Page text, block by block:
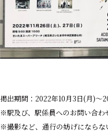
掲出期間：2022年10月3日(月)〜
※駅及び、駅係員へのお問い合わ
※撮影など、通行の妨げにならな